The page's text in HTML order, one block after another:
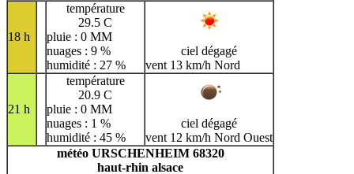
18 h
température
29.5 C
pluie : 0 MM
nuages : 9 %
humidité : 27 %
ciel dégagé
vent 13 km/h Nord
21 h
température
20.9 C
pluie : 0 MM
nuages : 1 %
humidité : 45 %
ciel dégagé
vent 12 km/h Nord Ouest
météo URSCHENHEIM 68320
haut-rhin alsace